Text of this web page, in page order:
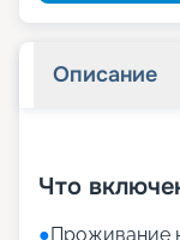
Описание
Что
●Проживание